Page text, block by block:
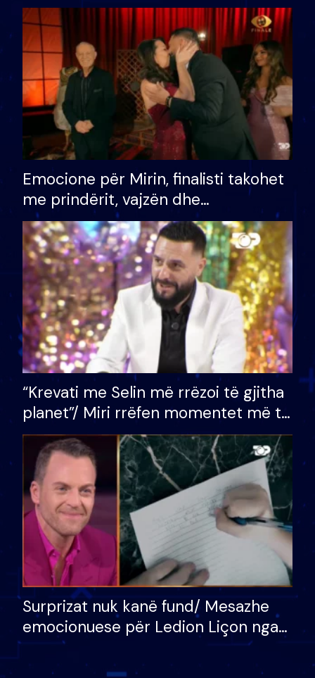
shtëpinë dhe humb mundësinë për
të fituar çmimin e madh
Emocione për Mirin, finalisti takohet
me prindërit, vajzën dhe
bashkëshorten: S’kemi ndonjë letër
divorci apo jo?
“Krevati me Selin më rrëzoi të gjitha
planet”/ Miri rrëfen momentet më të
bukura në shtëpinë e BB VIP: Do më
mungojë zilja e mëngjesit kur…
Surprizat nuk kanë fund/ Mesazhe
emocionuese për Ledion Liçon nga
nëna dhe fëmijët e tij, moderatori
nuk i mban dot lotët: Nuk meritoj…